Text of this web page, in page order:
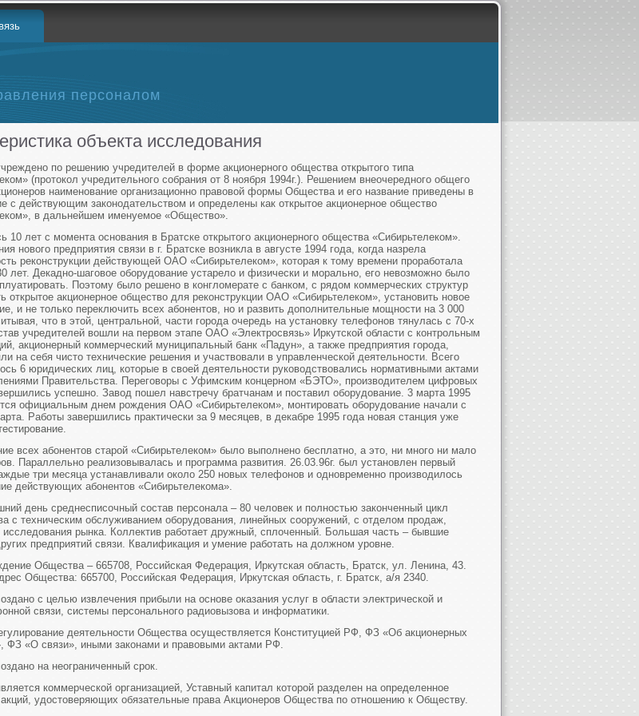
персоналом
объекта исследования
по решению учредителей в форме акционерного общества открытого типа
(протокол учредительного собрания от 8 ноября 1994г.). Решением внеочередного общего
наименование организационно правовой формы Общества и его название приведены в
с действующим законодательством и определены как открытое акционерное общество
в дальнейшем именуемое «Общество».
10 лет с момента основания в Братске открытого акционерного общества «Сибирьтелеком».
нового предприятия связи в г. Братске возникла в августе 1994 года, когда назрела
реконструкции действующей ОАО «Сибирьтелеком», которая к тому времени проработала
лет. Декадно-шаговое оборудование устарело и физически и морально, его невозможно было
Поэтому было решено в конгломерате с банком, с рядом коммерческих структур
открытое акционерное общество для реконструкции ОАО «Сибирьтелеком», установить новое
и не только переключить всех абонентов, но и развить дополнительные мощности на 3 000
что в этой, центральной, части города очередь на установку телефонов тянулась с 70-х
учредителей вошли на первом этапе ОАО «Электросвязь» Иркутской области с контрольным
акционерный коммерческий муниципальный банк «Падун», а также предприятия города,
на себя чисто технические решения и участвовали в управленческой деятельности. Всего
6 юридических лиц, которые в своей деятельности руководствовались нормативными актами
Правительства. Переговоры с Уфимским концерном «БЭТО», производителем цифровых
успешно. Завод пошел навстречу братчанам и поставил оборудование. 3 марта 1995
официальным днем рождения ОАО «Сибирьтелеком», монтировать оборудование начали с
Работы завершились практически за 9 месяцев, в декабре 1995 года новая станция уже
всех абонентов старой «Сибирьтелеком» было выполнено бесплатно, а это, ни много ни мало
Параллельно реализовывалась и программа развития. 26.03.96г. был установлен первый
три месяца устанавливали около 250 новых телефонов и одновременно производилось
действующих абонентов «Сибирьтелекома».
день среднесписочный состав персонала – 80 человек и полностью законченный цикл
с техническим обслуживанием оборудования, линейных сооружений, с отделом продаж,
исследования рынка. Коллектив работает дружный, сплоченный. Большая часть – бывшие
предприятий связи. Квалификация и умение работать на должном уровне.
Общества – 665708, Российская Федерация, Иркутская область, Братск, ул. Ленина, 43.
Общества: 665700, Российская Федерация, Иркутская область, г. Братск, а/я 2340.
с целью извлечения прибыли на основе оказания услуг в области электрической и
связи, системы персонального радиовызова и информатики.
деятельности Общества осуществляется Конституцией РФ, ФЗ «Об акционерных
ФЗ «О связи», иными законами и правовыми актами РФ.
на неограниченный срок.
коммерческой организацией, Уставный капитал которой разделен на определенное
акций, удостоверяющих обязательные права Акционеров Общества по отношению к Обществу.